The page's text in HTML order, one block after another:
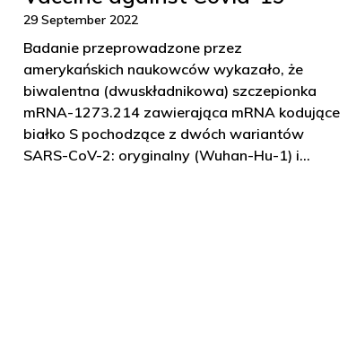
29 September 2022
Badanie przeprowadzone przez
amerykańskich naukowców wykazało, że
biwalentna (dwuskładnikowa) szczepionka
mRNA-1273.214 zawierająca mRNA kodujące
białko S pochodzące z dwóch wariantów
SARS-CoV-2: oryginalny (Wuhan-Hu-1) i…